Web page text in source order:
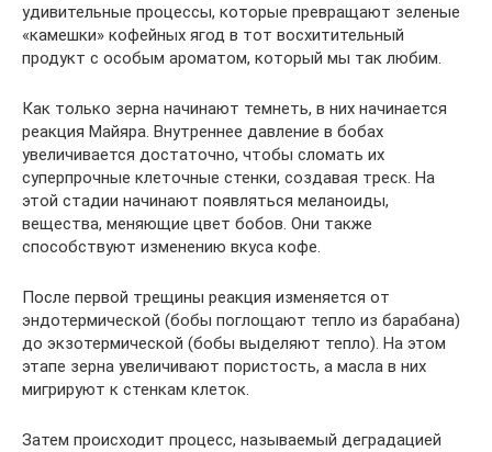
удивительные процессы, которые превращают зеленые
«камешки» кофейных ягод в тот восхитительный
продукт с особым ароматом, который мы так любим.
Как только зерна начинают темнеть, в них начинается
реакция Майяра. Внутреннее давление в бобах
увеличивается достаточно, чтобы сломать их
суперпрочные клеточные стенки, создавая треск. На
этой стадии начинают появляться меланоиды,
вещества, меняющие цвет бобов. Они также
способствуют изменению вкуса кофе.
После первой трещины реакция изменяется от
эндотермической (бобы поглощают тепло из барабана)
до экзотермической (бобы выделяют тепло). На этом
этапе зерна увеличивают пористость, а масла в них
мигрируют к стенкам клеток.
Затем происходит процесс, называемый деградацией